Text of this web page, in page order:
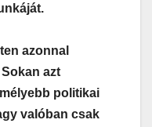
azonnal
azt
politikai
valóban csak